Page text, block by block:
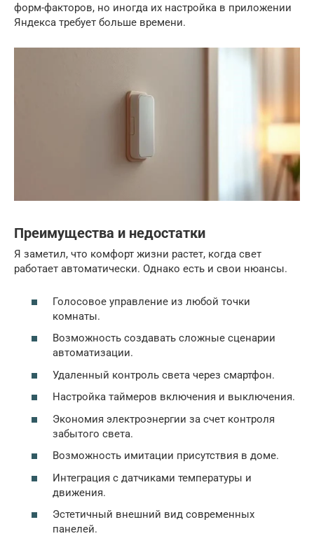
форм-факторов, но иногда их настройка в приложении
Яндекса требует больше времени.
Преимущества и недостатки
Я заметил, что комфорт жизни растет, когда свет
работает автоматически. Однако есть и свои нюансы.
Голосовое управление из любой точки
комнаты.
Возможность создавать сложные сценарии
автоматизации.
Удаленный контроль света через смартфон.
Настройка таймеров включения и выключения.
Экономия электроэнергии за счет контроля
забытого света.
Возможность имитации присутствия в доме.
Интеграция с датчиками температуры и
движения.
Эстетичный внешний вид современных
панелей.